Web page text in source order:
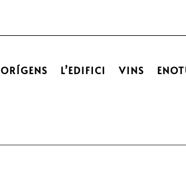
ORÍGENS L’EDIFICI VINS